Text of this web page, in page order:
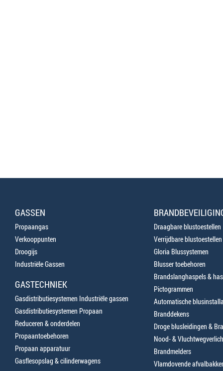
GASSEN
Propaangas
Verkooppunten
Droogijs
Industriële Gassen
GASTECHNIEK
Gasdistributiesystemen Industriële gassen
Gasdistributiesystemen Propaan
Reduceren & onderdelen
Propaantoebehoren
Propaan apparatuur
Gasflesopslag & cilinderwagens
Draagbare blustoestellen
Verrijdbare blustoestellen
Gloria Blussystemen
Blusser toebehoren
Brandslanghaspels &
Pictogrammen
Automatische
Branddekens
Droge blusleidingen &
Nood- &
Brandmelders
Vlamdovende